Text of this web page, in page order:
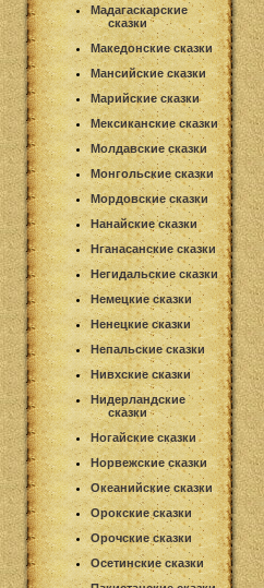
Мадагаскарские
сказки
Македонские сказки
Мансийские сказки
Марийские сказки
Мексиканские сказки
Молдавские сказки
Монгольские сказки
Мордовские сказки
Нанайские сказки
Нганасанские сказки
Негидальские сказки
Немецкие сказки
Ненецкие сказки
Непальские сказки
Нивхские сказки
Нидерландские
сказки
Ногайские сказки
Норвежские сказки
Океанийские сказки
Орокские сказки
Орочские сказки
Осетинские сказки